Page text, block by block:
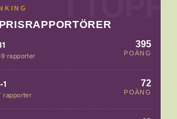
rapporter
395
POÄNG
1
rapporter
72
POÄNG